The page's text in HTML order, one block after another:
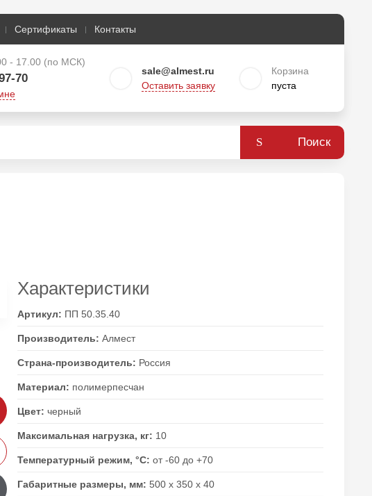
Сертификаты Контакты
- 17.00 (по МСК)
70
sale@almest.ru
Оставить заявку
Корзина
пуста
Поиск
Характеристики
Артикул: ПП 50.35.40
Производитель: Алмест
Страна-производитель: Россия
Материал: полимерпесчан
Цвет: черный
Максимальная нагрузка, кг: 10
Температурный режим, °C: от -60 до +70
Габаритные размеры, мм: 500 х 350 х 40